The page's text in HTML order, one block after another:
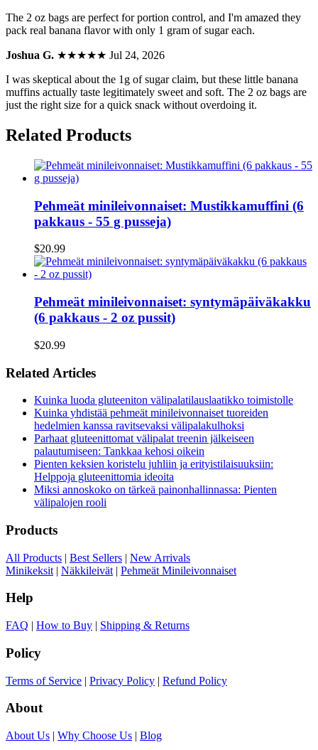
The 2 oz bags are perfect for portion control, and I'm amazed they
pack real banana flavor with only 1 gram of sugar each.
Joshua G. ★★★★★ Jul 24, 2026
I was skeptical about the 1g of sugar claim, but these little banana
muffins actually taste legitimately sweet and soft. The 2 oz bags are
just the right size for a quick snack without overdoing it.
Related Products
Pehmeät minileivonnaiset: Mustikkamuffini (6
pakkaus - 55 g pusseja)
$20.99
Pehmeät minileivonnaiset: syntymäpäiväkakku
(6 pakkaus - 2 oz pussit)
$20.99
Related Articles
Kuinka luoda gluteeniton välipalatilauslaatikko toimistolle
Kuinka yhdistää pehmeät minileivonnaiset tuoreiden
hedelmien kanssa ravitsevaksi välipalakulhoksi
Parhaat gluteenittomat välipalat treenin jälkeiseen
palautumiseen: Tankkaa kehosi oikein
Pienten keksien koristelu juhliin ja erityistilaisuuksiin:
Helppoja gluteenittomia ideoita
Miksi annoskoko on tärkeä painonhallinnassa: Pienten
välipalojen rooli
Products
All Products | Best Sellers | New Arrivals
Minikeksit | Näkkileivät | Pehmeät Minileivonnaiset
Help
FAQ | How to Buy | Shipping & Returns
Policy
Terms of Service | Privacy Policy | Refund Policy
About
About Us | Why Choose Us | Blog